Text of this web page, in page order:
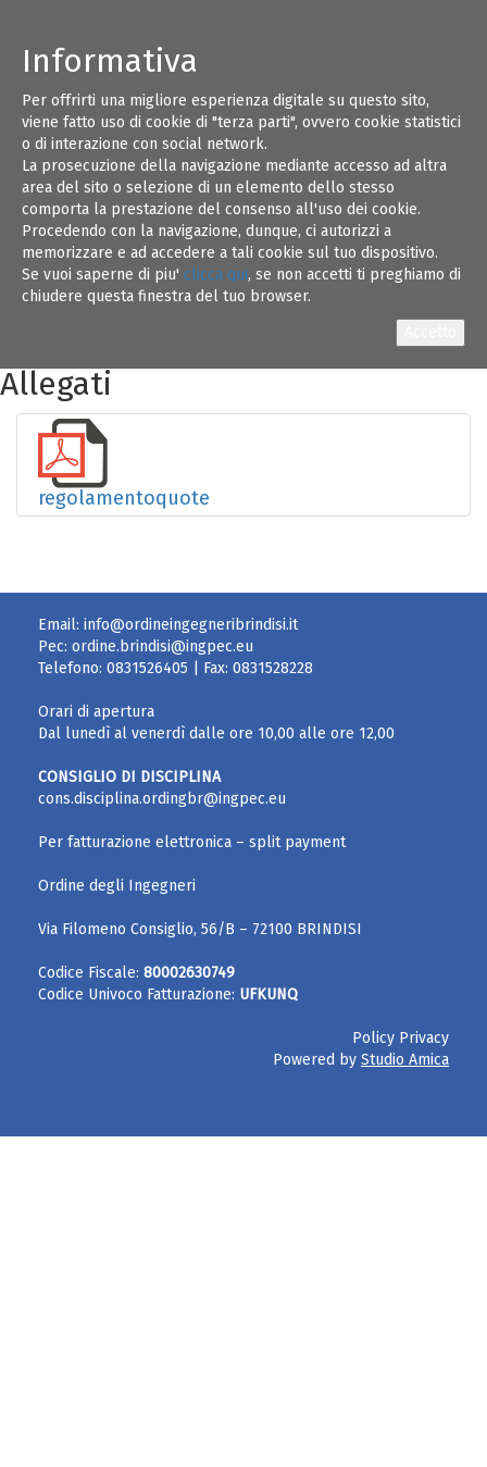
Informativa
Per offrirti una migliore esperienza digitale su questo sito,
viene fatto uso di cookie di "terza parti", ovvero cookie statistici
o di interazione con social network.
La prosecuzione della navigazione mediante accesso ad altra
area del sito o selezione di un elemento dello stesso
comporta la prestazione del consenso all'uso dei cookie.
Procedendo con la navigazione, dunque, ci autorizzi a
memorizzare e ad accedere a tali cookie sul tuo dispositivo.
Se vuoi saperne di piu' clicca qui, se non accetti ti preghiamo di
chiudere questa finestra del tuo browser.
REGOLAMENTO_PER_LA
Data 10/06/2025
Descrizione
REGOLAMENTO
PER_LA
Allegati
regolamentoquote
Email: info@ordineingegneribrindisi.it
Pec: ordine.brindisi@ingpec.eu
Telefono: 0831526405 | Fax: 0831528228
Orari di apertura
Dal lunedì al venerdì dalle ore 10,00 alle ore 12,00
CONSIGLIO DI DISCIPLINA
cons.disciplina.ordingbr@ingpec.eu
Per fatturazione elettronica – split payment
Ordine degli Ingegneri
Via Filomeno Consiglio, 56/B – 72100 BRINDISI
Codice Fiscale: 80002630749
Codice Univoco Fatturazione: UFKUNQ
Policy Privacy
Powered by Studio Amica